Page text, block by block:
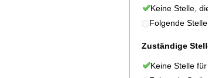
Keine Stelle,
Folgende Stelle
Zuständige
Keine Stelle